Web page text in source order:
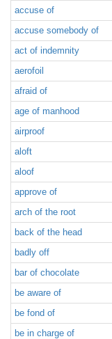
accuse of
accuse somebody of
act of indemnity
aerofoil
afraid of
age of manhood
airproof
aloft
aloof
approve of
arch of the root
back of the head
badly off
bar of chocolate
be aware of
be fond of
be in charge of